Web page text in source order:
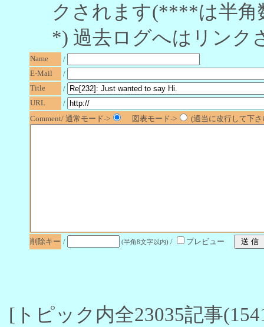
クされます(****は半角
*) 過去ログへはリンク
Name
/
E-Mail
/
Title
/
URL
/
Comment/ 通常モード->
図表モード-> (適当に改行して下
削除キー / (半角8文字以内) / プレビュー
[トピック内全23035記事